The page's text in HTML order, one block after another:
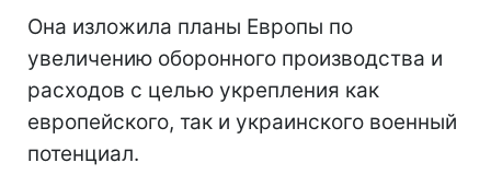
Она изложила планы Европы по
увеличению оборонного производства и
расходов с целью укрепления как
европейского, так и украинского военный
потенциал.